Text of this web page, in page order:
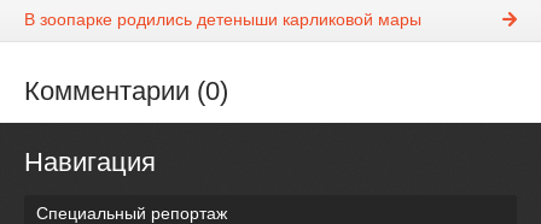
В зоопарке родились детеныши карликовой мары
Комментарии (0)
Навигация
Специальный репортаж